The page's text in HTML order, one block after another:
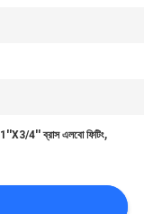
1''X3/4'' ব্রাস এলবো ফিটিং,